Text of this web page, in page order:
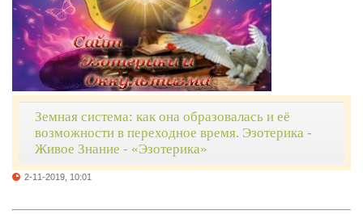
Земная система: как она образовалась и её
возможности в переходное время. Эзотерика -
Живое Знание - «Эзотерика»
2-11-2019, 10:01